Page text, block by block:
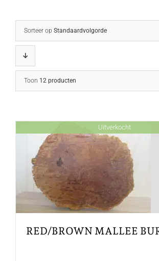
Sorteer op Standaardvolgorde
Toon 12 producten
Uitverkocht
RED/BROWN MALLEE